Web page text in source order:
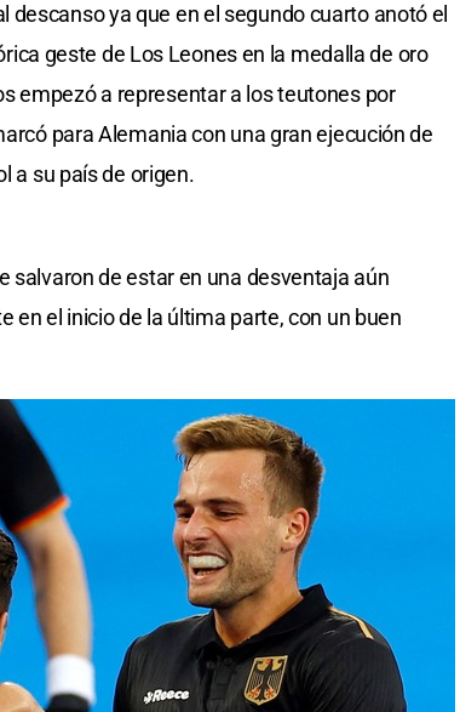
ya que en el segundo cuarto anotó el
geste de Los Leones en la medalla de oro
empezó a representar a los teutones por
para Alemania con una gran ejecución de
a su país de origen.
salvaron de estar en una desventaja aún
en el inicio de la última parte, con un buen